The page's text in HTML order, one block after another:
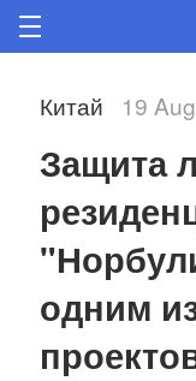
Китай 19
Защита
одним